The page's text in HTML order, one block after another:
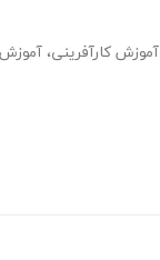
آموزش کارآفرینی، آموزش